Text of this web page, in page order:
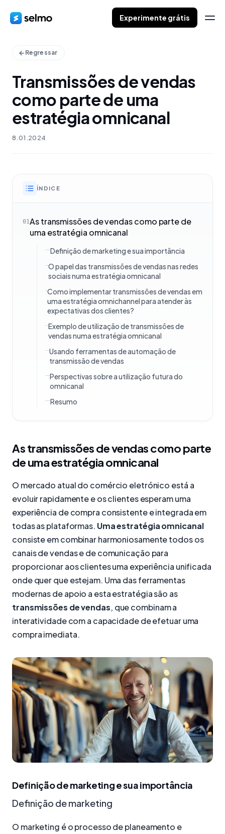
Experimente grátis
Regressar
Transmissões de vendas
como parte de uma
estratégia omnicanal
8.01.2024
ÍNDICE
01As transmissões de vendas como parte de
uma estratégia omnicanal
Definição de marketing e sua importância
O papel das transmissões de vendas nas redes
sociais numa estratégia omnicanal
Como implementar transmissões de vendas em
uma estratégia omnichannel para atender às
expectativas dos clientes?
Exemplo de utilização de transmissões de
vendas numa estratégia omnicanal
Usando ferramentas de automação de
transmissão de vendas
Perspectivas sobre a utilização futura do
omnicanal
Resumo
As transmissões de vendas como parte
de uma estratégia omnicanal
O mercado atual do comércio eletrónico está a
evoluir rapidamente e os clientes esperam uma
experiência de compra consistente e integrada em
todas as plataformas. Uma estratégia omnicanal
consiste em combinar harmoniosamente todos os
canais de vendas e de comunicação para
proporcionar aos clientes uma experiência unificada
onde quer que estejam. Uma das ferramentas
modernas de apoio a esta estratégia são as
transmissões de vendas, que combinam a
interatividade com a capacidade de efetuar uma
compra imediata.
Definição de marketing e sua importância
Definição de marketing
O marketing é o processo de planeamento e